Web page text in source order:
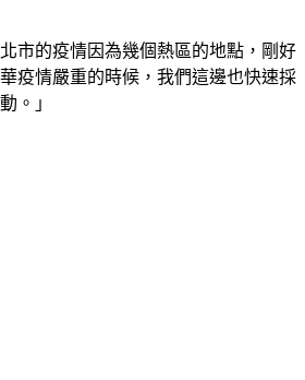
市的疫情因為幾個熱區的地點，剛好
疫情嚴重的時候，我們這邊也快速採